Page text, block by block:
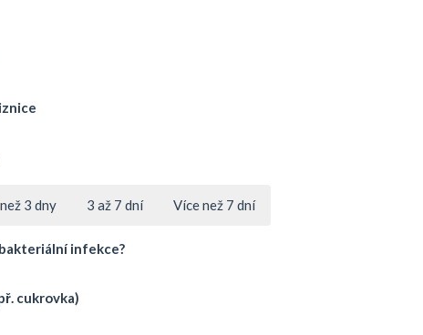
3 dny 3 až 7 dní Více než 7 dní
infekce?
cukrovka)